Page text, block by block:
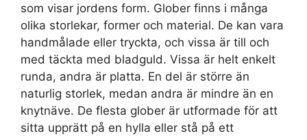
som visar jordens form. Glober finns i många
olika storlekar, former och material. De kan vara
handmålade eller tryckta, och vissa är till och
med täckta med bladguld. Vissa är helt enkelt
runda, andra är platta. En del är större än
naturlig storlek, medan andra är mindre än en
knytnäve. De flesta glober är utformade för att
sitta upprätt på en hylla eller stå på ett